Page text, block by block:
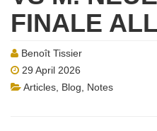
FINALE
Benoît Tissier
29 April 2026
Articles Blog
Notes